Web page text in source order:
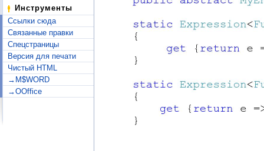
Инструменты
Ссылки сюда
Связанные правки
Спецстраницы
Версия для печати
Чистый HTML
→M$WORD
→OOffice